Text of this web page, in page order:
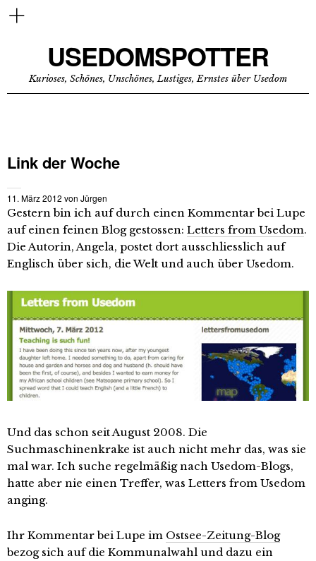
USEDOMSPOTTER
Kurioses, Schönes, Unschönes, Lustiges, Ernstes über Usedom
Link der Woche
11. März 2012 von Jürgen
Gestern bin ich auf durch einen Kommentar bei Lupe
auf einen feinen Blog gestossen: Letters from Usedom.
Die Autorin, Angela, postet dort ausschliesslich auf
Englisch über sich, die Welt und auch über Usedom.
Und das schon seit August 2008. Die
Suchmaschinenkrake ist auch nicht mehr das, was sie
mal war. Ich suche regelmäßig nach Usedom-Blogs,
hatte aber nie einen Treffer, was Letters from Usedom
anging.
Ihr Kommentar bei Lupe im Ostsee-Zeitung-Blog
bezog sich auf die Kommunalwahl und dazu ein